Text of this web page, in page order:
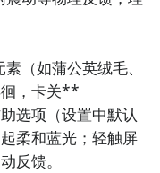
阅后可及时接受活
家对偶是只虫有大
开通了测试提醒
”，点击右边的
游戏就不会错过最
（如蒲公英绒毛、
，卡关**
选项（设置中默认
柔和蓝光；轻触屏
反馈。